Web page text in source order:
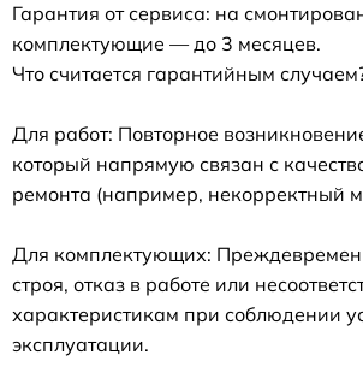
Гарантия от сервиса: на
комплектующие — до 3 месяцев.
Что считается гарантийным
Для работ: Повторное
который напрямую связан с
ремонта (например, некорректный
Для комплектующих:
строя, отказ в работе или
характеристикам при соблюдении
эксплуатации.